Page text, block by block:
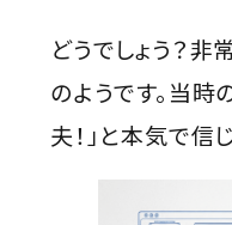
どうでしょう？
のようです。当
夫！」と本気で信